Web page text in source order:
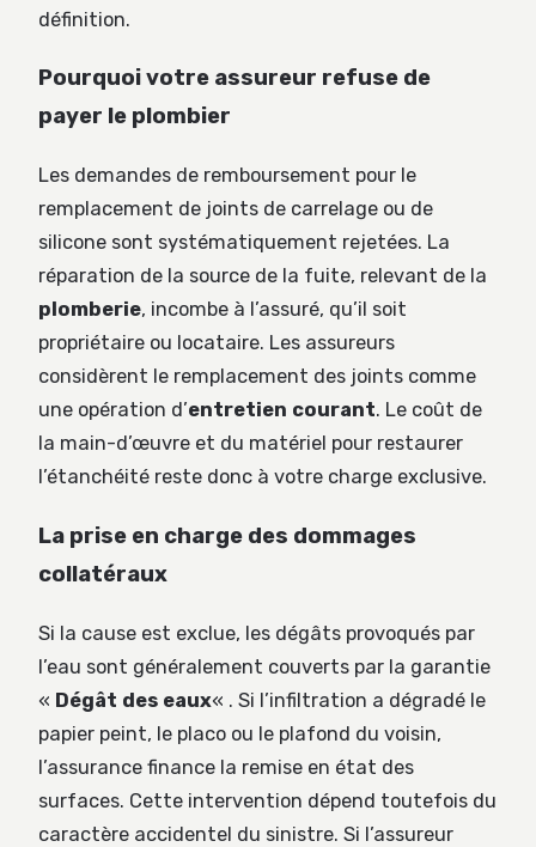
définition.
Pourquoi votre assureur refuse de
payer le plombier
Les demandes de remboursement pour le
remplacement de joints de carrelage ou de
silicone sont systématiquement rejetées. La
réparation de la source de la fuite, relevant de la
plomberie, incombe à l’assuré, qu’il soit
propriétaire ou locataire. Les assureurs
considèrent le remplacement des joints comme
une opération d’entretien courant. Le coût de
la main-d’œuvre et du matériel pour restaurer
l’étanchéité reste donc à votre charge exclusive.
La prise en charge des dommages
collatéraux
Si la cause est exclue, les dégâts provoqués par
l’eau sont généralement couverts par la garantie
« Dégât des eaux« . Si l’infiltration a dégradé le
papier peint, le placo ou le plafond du voisin,
l’assurance finance la remise en état des
surfaces. Cette intervention dépend toutefois du
caractère accidentel du sinistre. Si l’assureur